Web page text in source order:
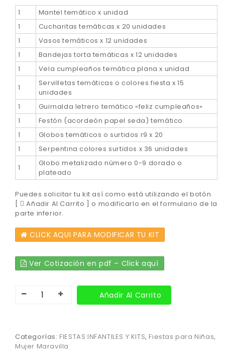
1
Mantel temático x unidad
1
Cucharitas temáticas x 20 unidades
1
Vasos temáticos x 12 unidades
1
Bandejas torta temáticas x 12 unidades
1
Vela cumpleaños temática plana x unidad
1
Servilletas temáticas o colores fiesta x 15
unidades
1
Guirnalda letrero temático «feliz cumpleaños»
1
Festón (acordeón papel seda) temático
1
Globos temáticos o surtidos r9 x 20
1
Serpentina colores surtidos x 36 unidades
1
Globo metalizado número 0-9 dorado o
plateado
Puedes solicitar tu kit así como está utilizando el botón
[
Añadir Al Carrito ] o modificarlo en el formulario de la
parte inferior.
CLICK AQUI PARA MODIFICAR TU KIT
Ver Cotización en pdf – Click aquí
Añadir Al Carrito
Categorías: FIESTAS INFANTILES Y KITS, Fiestas para Niñas,
Mujer Maravilla